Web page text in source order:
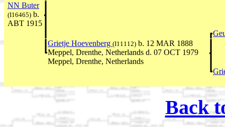
NN Buter
(I16465) b.
ABT 1915
Grietje Hoevenberg (I11112) b. 12 MAR 1888
Meppel, Drenthe, Netherlands d. 07 OCT 1979
Meppel, Drenthe, Netherlands
Back